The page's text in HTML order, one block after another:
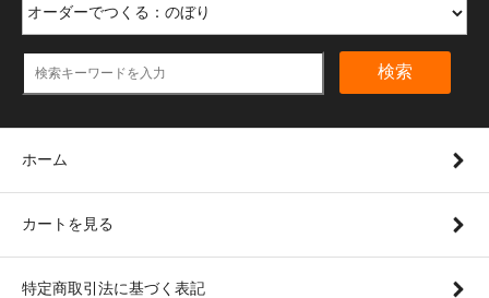
検索
ホーム
カートを見る
特定商取引法に基づく表記